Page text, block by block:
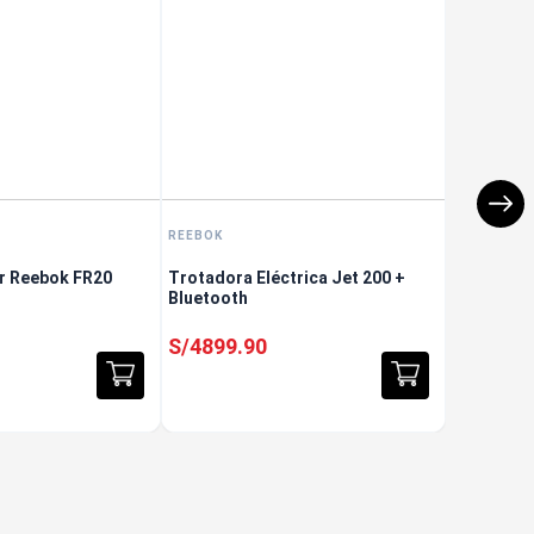
Reebok FR20
REEBOK
Trotadora Eléctrica Jet 200 +
Bluetooth
S/4899.90